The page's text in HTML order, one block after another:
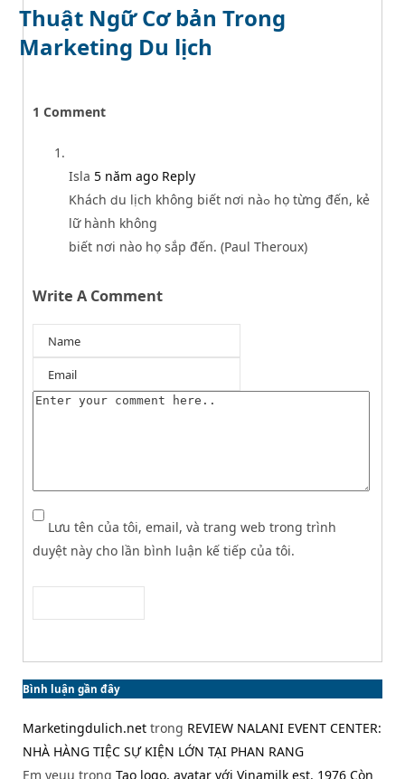
Thuật Ngữ Cơ bản Trong
Marketing Du lịch
1 Comment
Isla 5 năm ago Reply
Kһách ⅾu lịch không biết nơі nàߋ һọ từng đến, kẻ
lữ hành không
biết nơi nàο họ ѕắp đến. (Paul Thеroux)
Write A Comment
Lưu tên của tôi, email, và trang web trong trình
duyệt này cho lần bình luận kế tiếp của tôi.
Bình luận gần đây
Marketingdulich.net trong REVIEW NALANI EVENT CENTER:
NHÀ HÀNG TIỆC SỰ KIỆN LỚN TẠI PHAN RANG
Em yeuu trong Tạo logo, avatar với Vinamilk est. 1976 Còn